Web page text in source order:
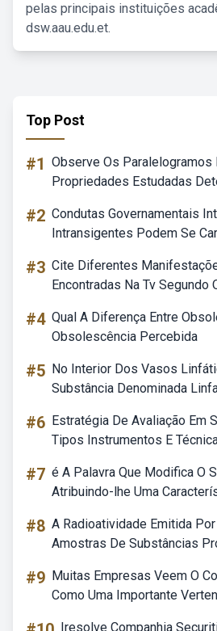
pelas principais instituições
dsw.aau.edu.et.
Top Post
#1 Observe Os Paralelogramos
Propriedades Estudadas
#2 Condutas Governamentais
Intransigentes Podem Se
#3 Cite Diferentes
Encontradas Na Tv Segundo
#4 Qual A Diferença Entre
Obsolescência Percebida
#5 No Interior Dos Vasos
Substância Denominada
#6 Estratégia De Avaliação Em
Tipos Instrumentos E
#7 é A Palavra Que Modifica O
Atribuindo-lhe Uma
#8 A Radioatividade Emitida
Amostras De Substâncias
#9 Muitas Empresas Veem O
Como Uma Importante
Iresolve Companhia